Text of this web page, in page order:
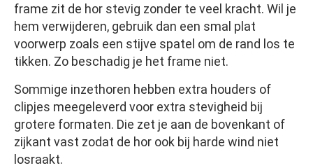
frame zit de hor stevig zonder te veel kracht. Wil je
hem verwijderen, gebruik dan een smal plat
voorwerp zoals een stijve spatel om de rand los te
tikken. Zo beschadig je het frame niet.
Sommige inzethoren hebben extra houders of
clipjes meegeleverd voor extra stevigheid bij
grotere formaten. Die zet je aan de bovenkant of
zijkant vast zodat de hor ook bij harde wind niet
losraakt.